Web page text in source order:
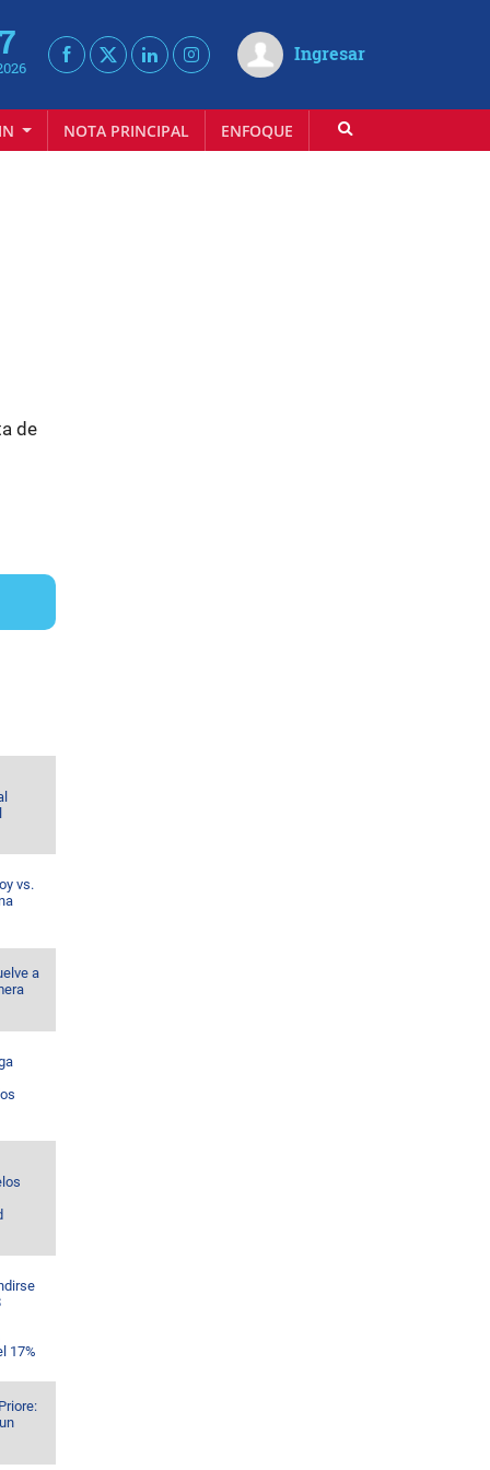
Ingresar
NOTA PRINCIPAL ENFOQUE INFOVINO
de
vs.
a
17%